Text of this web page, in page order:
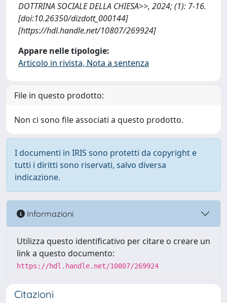
DOTTRINA SOCIALE DELLA CHIESA>>, 2024; (1): 7-16.
[doi:10.26350/dizdott_000144]
[https://hdl.handle.net/10807/269924]
Appare nelle tipologie:
Articolo in rivista, Nota a sentenza
File in questo prodotto:
Non ci sono file associati a questo prodotto.
I documenti in IRIS sono protetti da copyright e
tutti i diritti sono riservati, salvo diversa
indicazione.
Informazioni
Utilizza questo identificativo per citare o creare un
link a questo documento:
https://hdl.handle.net/10807/269924
Citazioni